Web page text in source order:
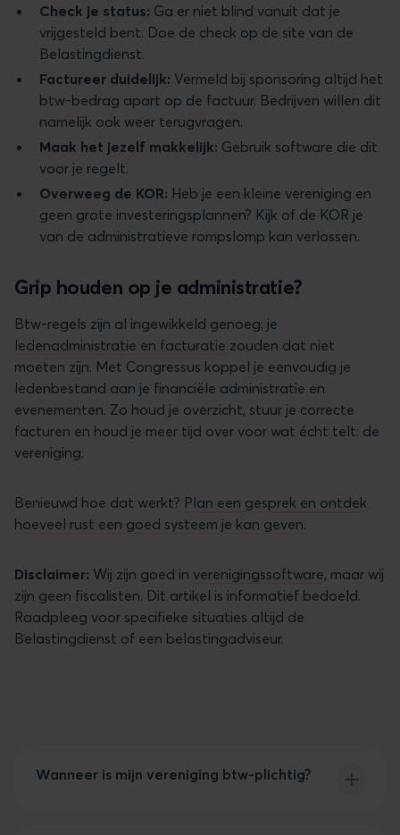
Check je status: Ga er niet blind vanuit dat je
vrijgesteld bent. Doe de check op de site van de
Belastingdienst.
Factureer duidelijk: Vermeld bij sponsoring altijd het
btw-bedrag apart op de factuur. Bedrijven willen dit
namelijk ook weer terugvragen.
Maak het jezelf makkelijk: Gebruik software die dit
voor je regelt.
Overweeg de KOR: Heb je een kleine vereniging en
geen grote investeringsplannen? Kijk of de KOR je
van de administratieve rompslomp kan verlossen.
Grip houden op je administratie?
Btw-regels zijn al ingewikkeld genoeg; je
ledenadministratie en facturatie zouden dat niet
moeten zijn. Met Congressus koppel je eenvoudig je
ledenbestand aan je financiële administratie en
evenementen. Zo houd je overzicht, stuur je correcte
facturen en houd je meer tijd over voor wat écht telt: de
vereniging.
Benieuwd hoe dat werkt? Plan een gesprek en ontdek
hoeveel rust een goed systeem je kan geven.
Disclaimer: Wij zijn goed in verenigingssoftware, maar wij
zijn geen fiscalisten. Dit artikel is informatief bedoeld.
Raadpleeg voor specifieke situaties altijd de
Belastingdienst of een belastingadviseur.
Wanneer is mijn vereniging btw-plichtig?